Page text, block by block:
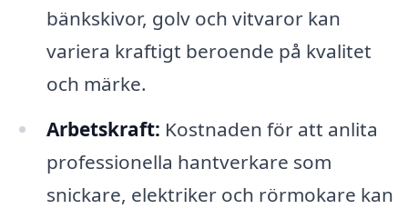
bänkskivor, golv och vitvaror kan
variera kraftigt beroende på kvalitet
och märke.
Arbetskraft: Kostnaden för att anlita
professionella hantverkare som
snickare, elektriker och rörmokare kan